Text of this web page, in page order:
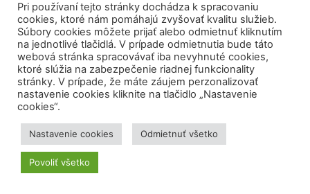
Pri používaní tejto stránky dochádza k spracovaniu
cookies, ktoré nám pomáhajú zvyšovať kvalitu služieb.
Súbory cookies môžete prijať alebo odmietnuť kliknutím
na jednotlivé tlačidlá. V prípade odmietnutia bude táto
webová stránka spracovávať iba nevyhnuté cookies,
ktoré slúžia na zabezpečenie riadnej funkcionality
stránky. V prípade, že máte záujem perzonalizovať
nastavenie cookies kliknite na tlačidlo „Nastavenie
cookies“.
Nastavenie cookies Odmietnuť všetko
Povoliť všetko